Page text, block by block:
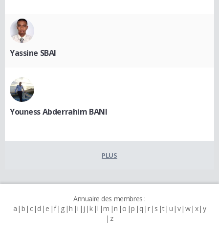
Yassine SBAI
Youness Abderrahim BANI
PLUS
Annuaire des membres :
a b c d e f g h i j k l m n o p q r s t u v w x y
z